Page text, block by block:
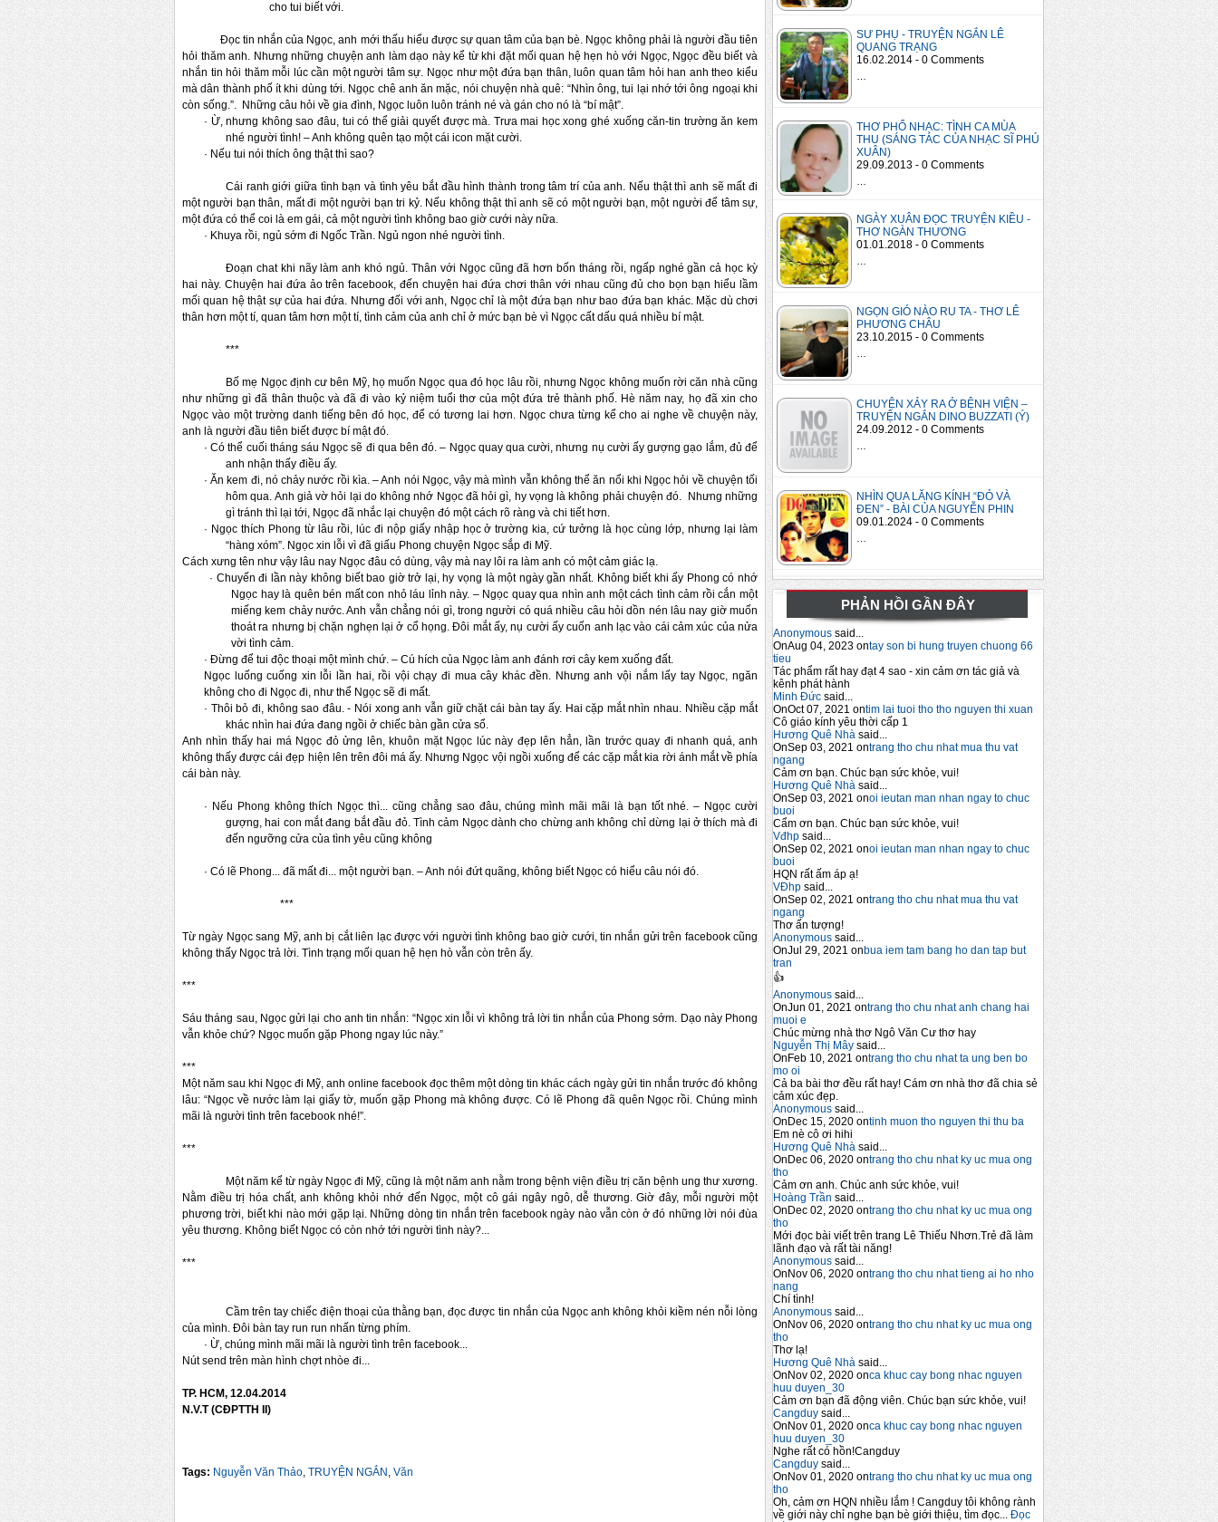
SƯ PHỤ - TRUYỆN NGẮN LÊ
QUANG TRẠNG
16.02.2014 - 0 Comments
THƠ PHỔ NHẠC: TÌNH CA MÙA
THU (SÁNG TÁC CỦA NHẠC SĨ PHÚ
XUÂN)
29.09.2013 - 0 Comments
NGÀY XUÂN ĐỌC TRUYỆN KIỀU -
THƠ NGÀN THƯƠNG
01.01.2018 - 0 Comments
NGỌN GIÓ NÀO RU TA - THƠ LÊ
PHƯƠNG CHÂU
23.10.2015 - 0 Comments
CHUYỆN XẢY RA Ở BỆNH VIỆN –
TRUYỆN NGẮN DINO BUZZATI (Ý)
24.09.2012 - 0 Comments
NHÌN QUA LĂNG KÍNH “ĐỎ VÀ
ĐEN” - BÀI CỦA NGUYỄN PHIN
09.01.2024 - 0 Comments
PHẢN HỒI GẦN ĐÂY
Anonymous said...
OnAug 04, 2023 ontay son bi hung truyen chuong 66
tieu
Tác phẩm rất hay đạt 4 sao - xin cảm ơn tác giả và
kênh phát hành
Minh Đức said...
OnOct 07, 2021 ontim lai tuoi tho tho nguyen thi xuan
Cô giáo kính yêu thời cấp 1
Hương Quê Nhà said...
OnSep 03, 2021 ontrang tho chu nhat mua thu vat
ngang
Cảm ơn bạn. Chúc bạn sức khỏe, vui!
Hương Quê Nhà said...
OnSep 03, 2021 onoi ieutan man nhan ngay to chuc
buoi
Cẩm ơn bạn. Chúc bạn sức khỏe, vui!
Vđhp said...
OnSep 02, 2021 onoi ieutan man nhan ngay to chuc
buoi
HQN rất ấm áp ạ!
VĐhp said...
OnSep 02, 2021 ontrang tho chu nhat mua thu vat
ngang
Thơ ấn tượng!
Anonymous said...
OnJul 29, 2021 onbua iem tam bang ho dan tap but
tran
👍
Anonymous said...
OnJun 01, 2021 ontrang tho chu nhat anh chang hai
muoi e
Chúc mừng nhà thơ Ngô Văn Cư thơ hay
Nguyễn Thị Mây said...
OnFeb 10, 2021 ontrang tho chu nhat ta ung ben bo
mo oi
Cả ba bài thơ đều rất hay! Cám ơn nhà thơ đã chia sẻ
cảm xúc đẹp.
Anonymous said...
OnDec 15, 2020 ontinh muon tho nguyen thi thu ba
Em nè cô ơi hihi
Hương Quê Nhà said...
OnDec 06, 2020 ontrang tho chu nhat ky uc mua ong
tho
Cảm ơn anh. Chúc anh sức khỏe, vui!
Hoàng Trần said...
OnDec 02, 2020 ontrang tho chu nhat ky uc mua ong
tho
Mới đọc bài viết trên trang Lê Thiếu Nhơn.Trẻ đã làm
lãnh đạo và rất tài năng!
Anonymous said...
OnNov 06, 2020 ontrang tho chu nhat tieng ai ho nho
nang
Chí tình!
Anonymous said...
OnNov 06, 2020 ontrang tho chu nhat ky uc mua ong
tho
Thơ lạ!
Hương Quê Nhà said...
OnNov 02, 2020 onca khuc cay bong nhac nguyen
huu duyen_30
Cảm ơn bạn đã động viên. Chúc bạn sức khỏe, vui!
Cangduy said...
OnNov 01, 2020 onca khuc cay bong nhac nguyen
huu duyen_30
Nghe rất có hồn!Cangduy
Cangduy said...
OnNov 01, 2020 ontrang tho chu nhat ky uc mua ong
tho
Oh, cảm ơn HQN nhiều lắm ! Cangduy tôi không rành
về giới này chỉ nghe bạn bè giới thiệu, tìm đọc... Đọc
cho tui biết với.
Đọc tin nhắn của Ngọc, anh mới thấu hiểu được sự quan tâm của bạn bè. Ngọc không phải là người đầu tiên
hỏi thăm anh. Nhưng những chuyện anh làm dạo này kể từ khi đặt mối quan hệ hẹn hò với Ngọc, Ngọc đều biết và
nhắn tin hỏi thăm mỗi lúc cần một người tâm sự. Ngọc như một đứa bạn thân, luôn quan tâm hỏi han anh theo kiểu
mà dân thành phố ít khi dùng tới. Ngọc chê anh ăn mặc, nói chuyện nhà quê: “Nhìn ông, tui lại nhớ tới ông ngoại khi
còn sống.”.  Những câu hỏi về gia đình, Ngọc luôn luôn tránh né và gán cho nó là “bí mật”.
· Ừ, nhưng không sao đâu, tui có thể giải quyết được mà. Trưa mai học xong ghé xuống căn-tin trường ăn kem
nhé người tình! – Anh không quên tạo một cái icon mặt cười.
· Nếu tui nói thích ông thật thì sao?
Cái ranh giới giữa tình bạn và tình yêu bắt đầu hình thành trong tâm trí của anh. Nếu thật thì anh sẽ mất đi
một người bạn thân, mất đi một người bạn tri kỷ. Nếu không thật thì anh sẽ có một người bạn, một người để tâm sự,
một đứa có thể coi là em gái, cả một người tình không bao giờ cưới này nữa.
· Khuya rồi, ngủ sớm đi Ngốc Trần. Ngủ ngon nhé người tình.
Đoạn chat khi nãy làm anh khó ngủ. Thân với Ngọc cũng đã hơn bốn tháng rồi, ngấp nghé gần cả học kỳ
hai này. Chuyện hai đứa ảo trên facebook, đến chuyện hai đứa chơi thân với nhau cũng đủ cho bọn bạn hiểu lầm
mối quan hệ thật sự của hai đứa. Nhưng đối với anh, Ngọc chỉ là một đứa bạn như bao đứa bạn khác. Mặc dù chơi
thân hơn một tí, quan tâm hơn một tí, tình cảm của anh chỉ ở mức bạn bè vì Ngọc cất dấu quá nhiều bí mật.
***
Bố mẹ Ngọc định cư bên Mỹ, họ muốn Ngọc qua đó học lâu rồi, nhưng Ngọc không muốn rời căn nhà cũng
như những gì đã thân thuộc và đã đi vào kỷ niệm tuổi thơ của một đứa trẻ thành phố. Hè năm nay, họ đã xin cho
Ngọc vào một trường danh tiếng bên đó học, để có tương lai hơn. Ngọc chưa từng kể cho ai nghe về chuyện này,
anh là người đầu tiên biết được bí mật đó.
· Có thể cuối tháng sáu Ngọc sẽ đi qua bên đó. – Ngọc quay qua cười, nhưng nụ cười ấy gượng gạo lắm, đủ để
anh nhận thấy điều ấy.
· Ăn kem đi, nó chảy nước rồi kìa. – Anh nói Ngọc, vậy mà mình vẫn không thể ăn nổi khi Ngọc hỏi về chuyện tối
hôm qua. Anh giả vờ hỏi lại do không nhớ Ngọc đã hỏi gì, hy vọng là không phải chuyện đó.
Nhưng những
gì tránh thì lại tới, Ngọc đã nhắc lại chuyện đó một cách rõ ràng và chi tiết hơn.
· Ngọc thích Phong từ lâu rồi, lúc đi nộp giấy nhập học ở trường kia, cứ tưởng là học cùng lớp, nhưng lại làm
“hàng xóm”. Ngọc xin lỗi vì đã giấu Phong chuyện Ngọc sắp đi Mỹ.
Cách xưng tên như vậy lâu nay Ngọc đâu có dùng, vậy mà nay lôi ra làm anh có một cảm giác lạ.
· Chuyến đi lần này không biết bao giờ trở lại, hy vọng là một ngày gần nhất. Không biết khi ấy Phong có nhớ
Ngọc hay là quên bén mất con nhỏ láu lỉnh này. – Ngọc quay qua nhìn anh một cách tình cảm rồi cắn một
miếng kem chảy nước. Anh vẫn chẳng nói gì, trong người có quá nhiều câu hỏi dồn nén lâu nay giờ muốn
thoát ra nhưng bị chặn nghẹn lại ở cổ họng. Đôi mắt ấy, nụ cười ấy cuốn anh lạc vào cái cảm xúc của nửa
vời tình cảm.
· Đừng để tui độc thoại một mình chứ. – Cú hích của Ngọc làm anh đánh rơi cây kem xuống đất.
Ngọc luống cuống xin lỗi lần hai, rồi vội chạy đi mua cây khác đền. Nhưng anh vội nắm lấy tay Ngọc, ngăn
không cho đi Ngọc đi, như thể Ngọc sẽ đi mất.
· Thôi bỏ đi, không sao đâu. - Nói xong anh vẫn giữ chặt cái bàn tay ấy. Hai cặp mắt nhìn nhau. Nhiều cặp mắt
khác nhìn hai đứa đang ngồi ở chiếc bàn gần cửa sổ.
Anh nhìn thấy hai má Ngọc đỏ ửng lên, khuôn mặt Ngọc lúc này đẹp lên hẳn, lần trước quay đi nhanh quá, anh
không thấy được cái đẹp hiện lên trên đôi má ấy. Nhưng Ngọc vội ngồi xuống để các cặp mắt kia rời ánh mắt về phía
cái bàn này.
· Nếu Phong không thích Ngọc thì... cũng chẳng sao đâu, chúng mình mãi mãi là bạn tốt nhé. – Ngọc cười
gượng, hai con mắt đang bắt đầu đỏ. Tình cảm Ngọc dành cho chừng anh không chỉ dừng lại ở thích mà đi
đến ngưỡng cửa của tình yêu cũng không
· Có lẽ Phong... đã mất đi... một người bạn. – Anh nói đứt quãng, không biết Ngọc có hiểu câu nói đó.
***
Từ ngày Ngọc sang Mỹ, anh bị cắt liên lạc được với người tình không bao giờ cưới, tin nhắn gửi trên facebook cũng
không thấy Ngọc trả lời. Tình trạng mối quan hệ hẹn hò vẫn còn trên ấy.
***
Sáu tháng sau, Ngọc gửi lại cho anh tin nhắn: “Ngọc xin lỗi vì không trả lời tin nhắn của Phong sớm. Dạo này Phong
vẫn khỏe chứ? Ngọc muốn gặp Phong ngay lúc này.”
***
Một năm sau khi Ngọc đi Mỹ, anh online facebook đọc thêm một dòng tin khác cách ngày gửi tin nhắn trước đó không
lâu: “Ngọc về nước làm lại giấy tờ, muốn gặp Phong mà không được. Có lẽ Phong đã quên Ngọc rồi. Chúng mình
mãi là người tình trên facebook nhé!”.
***
Một năm kể từ ngày Ngọc đi Mỹ, cũng là một năm anh nằm trong bệnh viện điều trị căn bệnh ung thư xương.
Nằm điều trị hóa chất, anh không khỏi nhớ đến Ngọc, một cô gái ngây ngô, dễ thương. Giờ đây, mỗi người một
phương trời, biết khi nào mới gặp lại. Những dòng tin nhắn trên facebook ngày nào vẫn còn ở đó những lời nói đùa
yêu thương. Không biết Ngọc có còn nhớ tới người tình này?...
***
Cầm trên tay chiếc điện thoại của thằng bạn, đọc được tin nhắn của Ngọc anh không khỏi kiềm nén nỗi lòng
của mình. Đôi bàn tay run run nhấn từng phím.
· Ừ, chúng mình mãi mãi là người tình trên facebook...
Nút send trên màn hình chợt nhòe đi...
TP. HCM, 12.04.2014
N.V.T (CĐPTTH II)
Tags: Nguyễn Văn Thảo, TRUYỆN NGẮN , Văn